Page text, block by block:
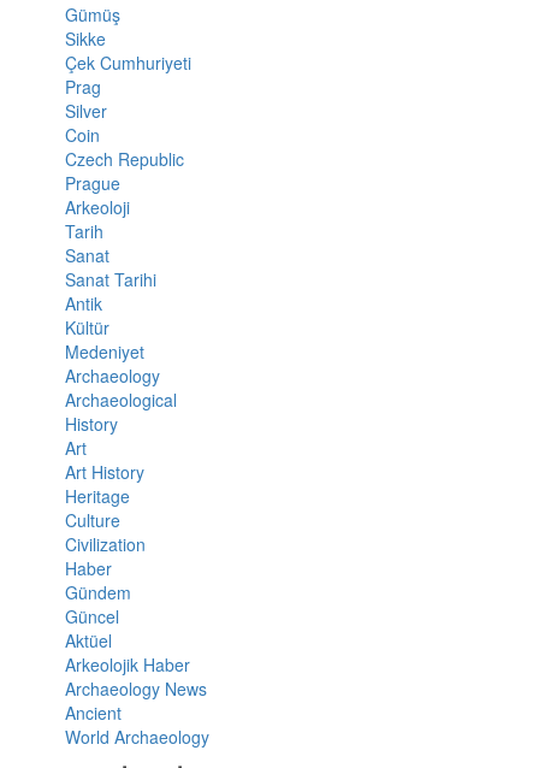
Gümüş
Sikke
Çek Cumhuriyeti
Prag
Silver
Coin
Czech Republic
Prague
Arkeoloji
Tarih
Sanat
Sanat Tarihi
Antik
Kültür
Medeniyet
Archaeology
Archaeological
History
Art
Art History
Heritage
Culture
Civilization
Haber
Gündem
Güncel
Aktüel
Arkeolojik Haber
Archaeology News
Ancient
World Archaeology